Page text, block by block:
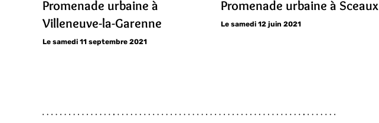
Promenade urbaine à
Villeneuve-la-Garenne
Le samedi 11 septembre 2021
Promenade urbaine à Sceaux
Le samedi 12 juin 2021